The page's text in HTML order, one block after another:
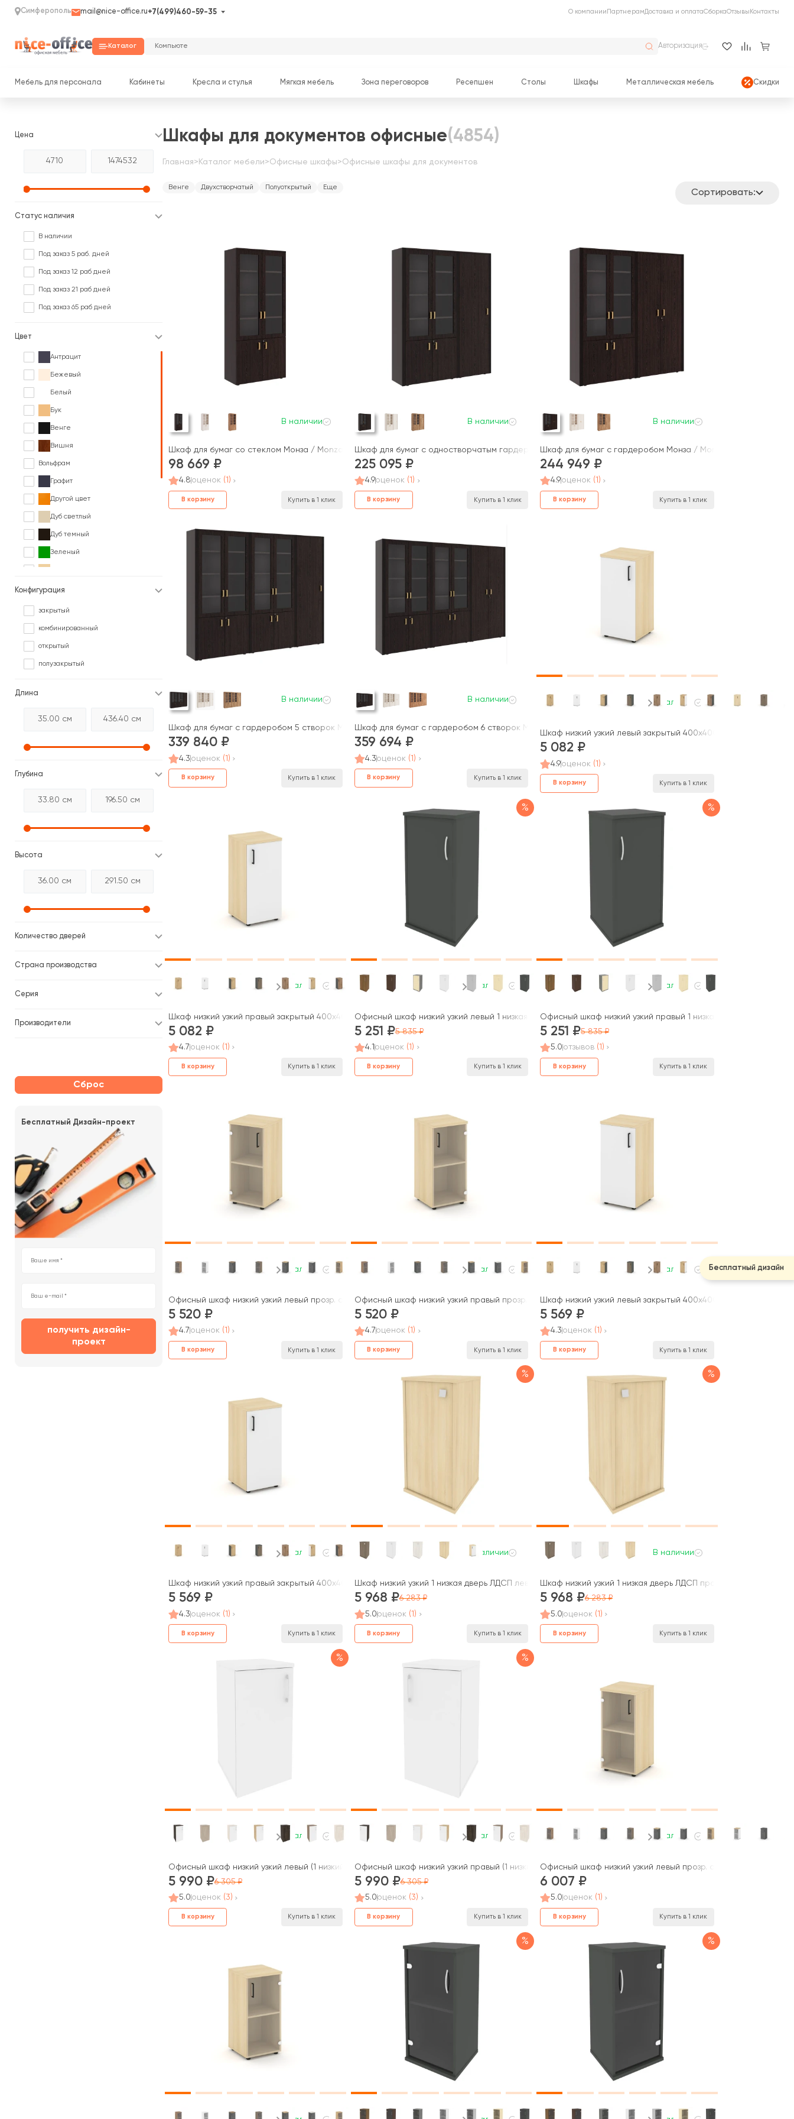
Симферополь mail@nice-office.ru+7(499)460-59-35 О компании ПартнерамДоставка и оплатаСборкаОтзывы Контакты
Каталог Авторизация
Мебель для персонала Кабинеты Кресла и стулья Мягкая мебель Зона переговоров Ресепшен Столы Шкафы Металлическая мебель Скидки
Цена
Статус наличия
В наличии
Под заказ 5 раб. дней
Под заказ 12 раб дней
Под заказ 21 раб дней
Под заказ 65 раб дней
Цвет
Антрацит
Бежевый
Белый
Бук
Венге
Вишня
Вольфрам
Графит
Другой цвет
Дуб светлый
Дуб темный
Зеленый
Коричневый
Конфигурация
закрытый
комбинированный
открытый
полузакрытый
Длина
Глубина
Высота
Количество дверей
Страна производства
Серия
Производители
Сброс
Бесплатный Дизайн-проект
получить дизайн-
проект
Шкафы для документов офисные(4854)
Главная> Каталог мебели>Офисные шкафы>Офисные шкафы для документов
Венге Двухстворчатый Полуоткрытый Еще
Сортировать:
В наличии
Шкаф для бумаг со стеклом Монза / Monza
98 669
4.8 оценок (1)
В корзину Купить в 1 клик
В наличии
Шкаф для бумаг с одностворчатым гардеробом Монза / Monza
225 095
4.9оценок (1)
В корзину Купить в 1 клик
В наличии
Шкаф для бумаг с гардеробом Монза / Monza
244 949
4.9оценок (1)
В корзину Купить в 1 клик
В наличии
Шкаф для бумаг с гардеробом 5 створок Монза / Monza
339 840
4.3 оценок (1)
В корзину Купить в 1 клик
В наличии
Шкаф для бумаг с гардеробом 6 створок Монза / Monza
359 694
4.3оценок (1)
В корзину Купить в 1 клик
В наличии
Шкаф низкий узкий левый закрытый 400x400x833 зад. стенка
5 082
4.9оценок (1)
В корзину Купить в 1 клик
В наличии
Шкаф низкий узкий правый закрытый 400x400x833 зад. стенка HDF Стайл Проджект / Style Project
5 082
4.7оценок (1)
В корзину Купить в 1 клик
%
В наличии
Офисный шкаф низкий узкий левый 1 низкая дверь ЛДСП Рива / Riva
5 251
5 835
4.1оценок (1)
В корзину Купить в 1 клик
%
В наличии
Офисный шкаф низкий узкий правый 1 низкая дверь ЛДСП Рива
5 251
5 835
5.0отзывов (1)
В корзину Купить в 1 клик
В наличии
Офисный шкаф низкий узкий левый прозр. стекло 400x400x833 зад. стенка HDF Стайл Проджект / Style Project
5 520
4.7 оценок (1)
В корзину Купить в 1 клик
В наличии
Офисный шкаф низкий узкий правый прозр. стекло 400x400x833 зад. стенка HDF Стайл Проджект / Style
5 520
4.7оценок (1)
В корзину Купить в 1 клик
В наличии
Шкаф низкий узкий левый закрытый 400x400x833 Стайл
5 569
4.3 оценок (1)
В корзину Купить в 1 клик
В наличии
Шкаф низкий узкий правый закрытый 400x400x833 Стайл Проджект / Style Project
5 569
4.3оценок (1)
В корзину Купить в 1 клик
%
В наличии
Шкаф низкий узкий 1 низкая дверь ЛДСП левый 412x410x828 Стайл Систем / Style System
5 968
6 283
5.0оценок (1)
В корзину Купить в 1 клик
%
В наличии
Шкаф низкий узкий 1 низкая дверь ЛДСП правый 412x410x828
5 968
6 283
5.0оценок (1)
В корзину Купить в 1 клик
%
В наличии
Офисный шкаф низкий узкий левый (1 низкий фасад ЛДСП) 400x420x823 Оникс / Onix
5 990
6 305
5.0 оценок (3)
В корзину Купить в 1 клик
%
В наличии
Офисный шкаф низкий узкий правый (1 низкий фасад ЛДСП) 400x420x823 Оникс / Onix
5 990
6 305
5.0оценок (3)
В корзину Купить в 1 клик
В наличии
Офисный шкаф низкий узкий левый прозр. стекло
6 007
5.0 оценок (1)
В корзину Купить в 1 клик
% %
Бесплатный дизайн